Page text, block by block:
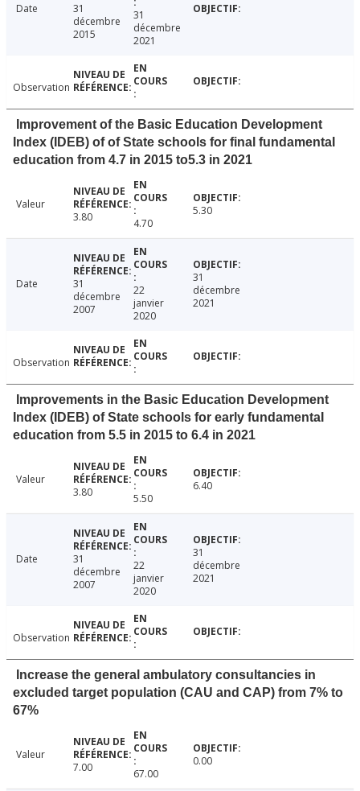
Date
31
décembre
2015
31
décembre
2021
Observation
Improvement of the Basic Education Development
Index (IDEB) of of State schools for final fundamentaI
education from 4.7 in 2015 to5.3 in 2021
Valeur
3.80
4.70
5.30
Date
31
décembre
2007
22
janvier
2020
31
décembre
2021
Observation
Improvements in the Basic Education Development
Index (IDEB) of State schools for early fundamentaI
education from 5.5 in 2015 to 6.4 in 2021
Valeur
3.80
5.50
6.40
Date
31
décembre
2007
22
janvier
2020
31
décembre
2021
Observation
Increase the general ambulatory consultancies in
excluded target population (CAU and CAP) from 7% to
67%
Valeur
7.00
67.00
0.00